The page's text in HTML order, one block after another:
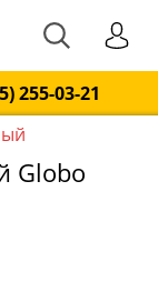
255-03-21
Globo